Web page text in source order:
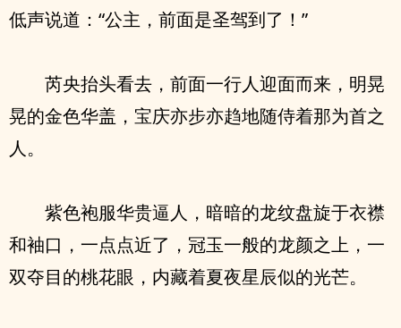
低声说道：“公主，前面是圣驾到了！”
芮央抬头看去，前面一行人迎面而来，明晃
晃的金色华盖，宝庆亦步亦趋地随侍着那为首之
人。
紫色袍服华贵逼人，暗暗的龙纹盘旋于衣襟
和袖口，一点点近了，冠玉一般的龙颜之上，一
双夺目的桃花眼，内藏着夏夜星辰似的光芒。